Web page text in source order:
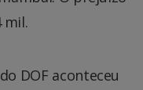
mil.
DOF aconteceu